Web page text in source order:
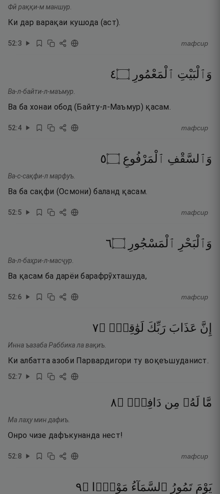
Фӣ раққи-м маншур.
Ки дар варақаи кушода (аст).
52:3 тафсир
وَٱلْبَيْتِ ٱلْمَعْمُورِ ۝٤
Ва-л-байти-л-маъмур.
Ва ба хонаи обод (Байту-л-Маъмур) қасам.
52:4 тафсир
وَٱلسَّقْفِ ٱلْمَرْفُوعِ ۝٥
Ва-с-сақфи-л марфуъ.
Ва ба сақфи (Осмони) баланд қасам.
52:5 тафсир
وَٱلْبَحْرِ ٱلْمَسْجُورِ ۝٦
Ва-л-баҳри-л-масҷур.
Ва қасам ба дарёи барафрӯхташуда,
52:6 тафсир
إِنَّ عَذَابَ رَبِّكَ لَوَٰقِعٌۭ ۝٧
Инна ъазаба Раббика ла вақиъ.
Ки албатта азоби Парвардигори ту воқеъшуданист.
52:7
مَّا لَهُۥ مِن دَافِعٍۢ ۝٨
Ма лаҳу мин дафиъ.
Онро чизе дафъкунанда нест!
52:8 тафсир
يَوْمَ تَمُورُ ٱلسَّمَآءُ مَوْرًۭا ۝٩